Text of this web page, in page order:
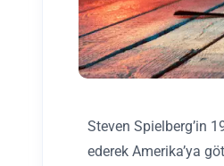
Steven Spielberg’in
ederek Amerika’ya